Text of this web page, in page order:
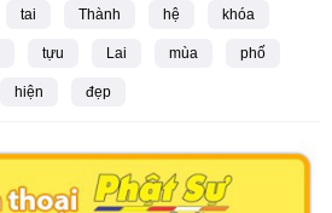
tai Thành hệ khóa
tựu Lai mùa phố
hiện đẹp